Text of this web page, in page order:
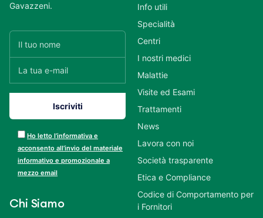
Gavazzeni.
Ho letto l’informativa e
acconsento all’invio del materiale
informativo e promozionale a
mezzo email
Chi Siamo
Info utili
Specialità
Centri
I nostri medici
Malattie
Visite ed Esami
Trattamenti
News
Lavora con noi
Società trasparente
Etica e Compliance
Codice di Comportamento per
i Fornitori